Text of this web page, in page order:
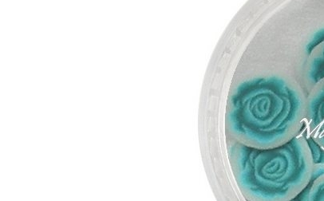
Nail Art Folien
Nail Stamping
Glitter
INK Colors
Nail Art Sets
Airbrush
3D Nail Formen
Feine Acrylfarbe / Aquarell
Nail Piercing